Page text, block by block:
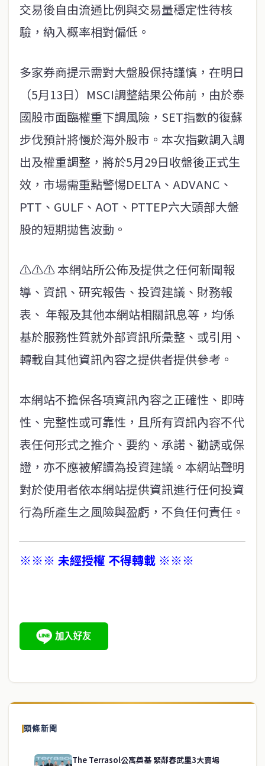
交易後自由流通比例與交易量穩定性待核
驗，納入概率相對偏低。
多家券商提示需對大盤股保持謹慎，在明日
（5月13日）MSCI調整結果公佈前，由於泰
國股市面臨權重下調風險，SET指數的復蘇
步伐預計將慢於海外股市。本次指數調入調
出及權重調整，將於5月29日收盤後正式生
效，市場需重點警惕DELTA、ADVANC、
PTT、GULF、AOT、PTTEP六大頭部大盤
股的短期拋售波動。
⚠️⚠️⚠️ 本網站所公佈及提供之任何新聞報
導、資訊、研究報告、投資建議、財務報
表、 年報及其他本網站相關訊息等，均係
基於服務性質就外部資訊所彙整、或引用、
轉載自其他資訊內容之提供者提供參考。
本網站不擔保各項資訊內容之正確性、即時
性、完整性或可靠性，且所有資訊內容不代
表任何形式之推介、要約、承諾、勸誘或保
證，亦不應被解讀為投資建議。本網站聲明
對於使用者依本網站提供資訊進行任何投資
行為所產生之風險與盈虧，不負任何責任。
※※※ 未經授權 不得轉載 ※※※
頭條新聞
The Terrasol公寓奠基 緊鄰春武里3大賣場